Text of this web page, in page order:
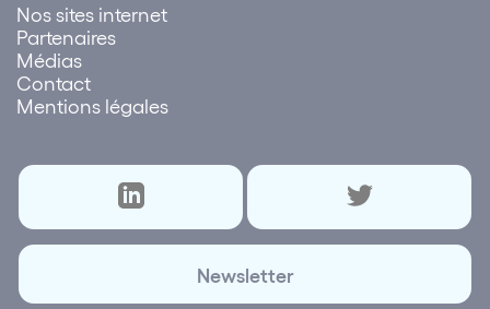
Nos sites internet
Partenaires
Médias
Contact
Mentions légales
Newsletter